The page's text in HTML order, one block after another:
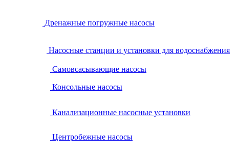
Дренажные погружные насосы
Насосные станции и установки для водоснабжения
Самовсасывающие насосы
Консольные насосы
Канализационные насосные установки
Центробежные насосы